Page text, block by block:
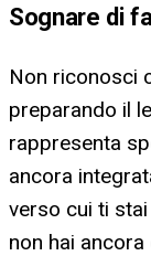
Sognare di
Non riconosci
preparando il
rappresenta
ancora
verso cui ti
non hai